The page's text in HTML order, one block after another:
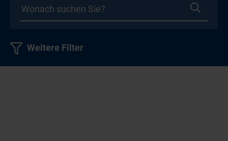
Weitere Filter